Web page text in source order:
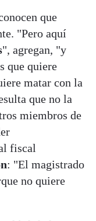
que
"Pero aquí
", agregan, "y
que quiere
matar con la
que no la
miembros de
fiscal
: "El magistrado
no quiere